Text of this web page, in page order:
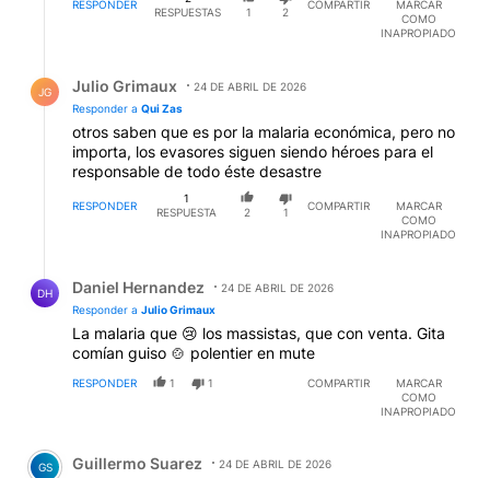
RESPONDER
RESPUESTAS
1 2
COMPARTIR
MARCAR
COMO
INAPROPIADO
JG Julio Grimaux
24 DE ABRIL DE 2026
Responder a Qui Zas
otros saben que es por la malaria económica, pero no
importa, los evasores siguen siendo héroes para el
responsable de todo éste desastre
RESPONDER
1
RESPUESTA
2 1
COMPARTIR
MARCAR
COMO
INAPROPIADO
DH Daniel Hernandez
24 DE ABRIL DE 2026
Responder a Julio Grimaux
La malaria que 😢 los massistas, que con venta. Gita
comían guiso 🍲 polentier en mute
RESPONDER 1 1 COMPARTIR
MARCAR
COMO
INAPROPIADO
Comentario de Guillermo Suarez.
GS Guillermo Suarez 24 DE ABRIL DE 2026